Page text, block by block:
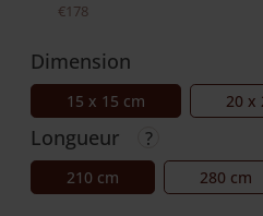
€178
Dimension
15 x 15 cm 20 x
Longueur
210 cm 280 cm